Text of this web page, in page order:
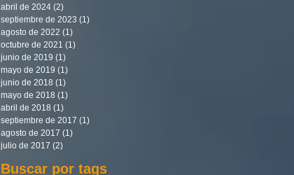
abril de 2024 (2)
septiembre de 2023 (1)
agosto de 2022 (1)
octubre de 2021 (1)
junio de 2019 (1)
mayo de 2019 (1)
junio de 2018 (1)
mayo de 2018 (1)
abril de 2018 (1)
septiembre de 2017 (1)
agosto de 2017 (1)
julio de 2017 (2)
Buscar por tags